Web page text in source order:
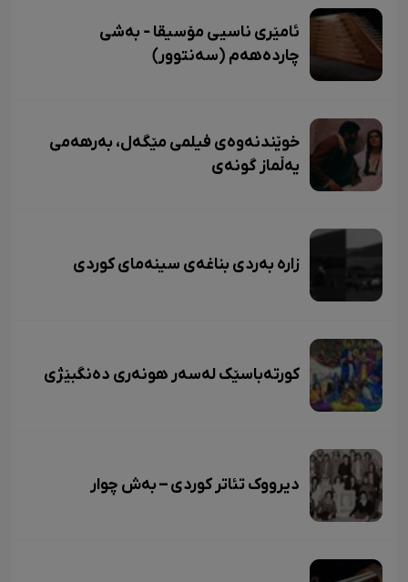
ئامێری ناسیی مۆسیقا - بەشی
چاردەهەم (سەنتوور)
خوێندنەوەی فیلمی مێگەل، بەرهەمی
یەڵماز گونەی
زاره بەردی بناغەی سینەمای کوردی
کورتەباسێک لەسەر هونەری دەنگبێژی
دیرووک تئاتر کوردی – بەش چوار